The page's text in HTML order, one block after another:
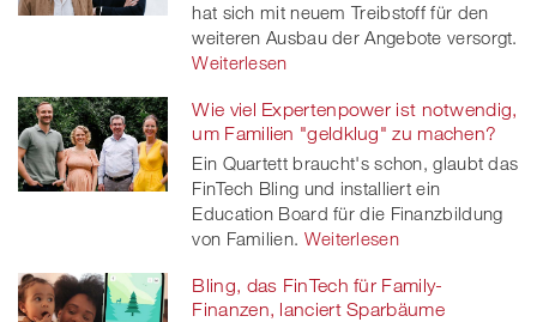
hat sich mit neuem Treibstoff für den
weiteren Ausbau der Angebote versorgt.
Weiterlesen
Wie viel Expertenpower ist notwendig,
um Familien "geldklug" zu machen?
Ein Quartett braucht's schon, glaubt das
FinTech Bling und installiert ein
Education Board für die Finanzbildung
von Familien. Weiterlesen
Bling, das FinTech für Family-
Finanzen, lanciert Sparbäume